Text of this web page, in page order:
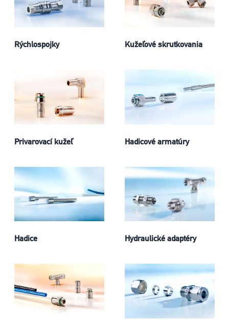
Rýchlospojky Kužeľové skrutkovania
Privarovací kužeľ Hadicové armatúry
Hadice Hydraulické adaptéry